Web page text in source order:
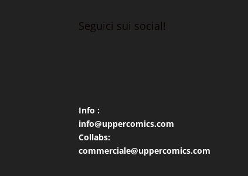
Seguici sui social!
Info :
info@uppercomics.com
Collabs:
commerciale@uppercomics.com